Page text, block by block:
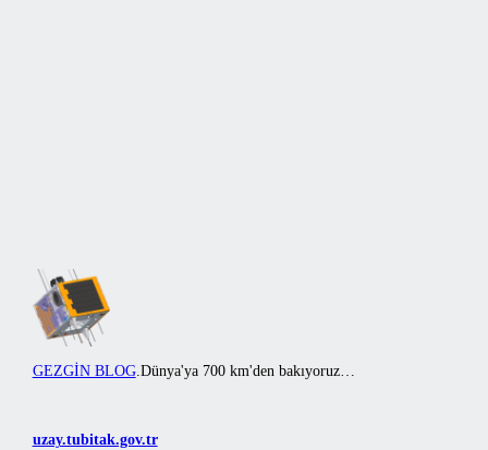
GEZGİN BLOG.Dünya'ya 700 km'den bakıyoruz…
uzay.tubitak.gov.tr